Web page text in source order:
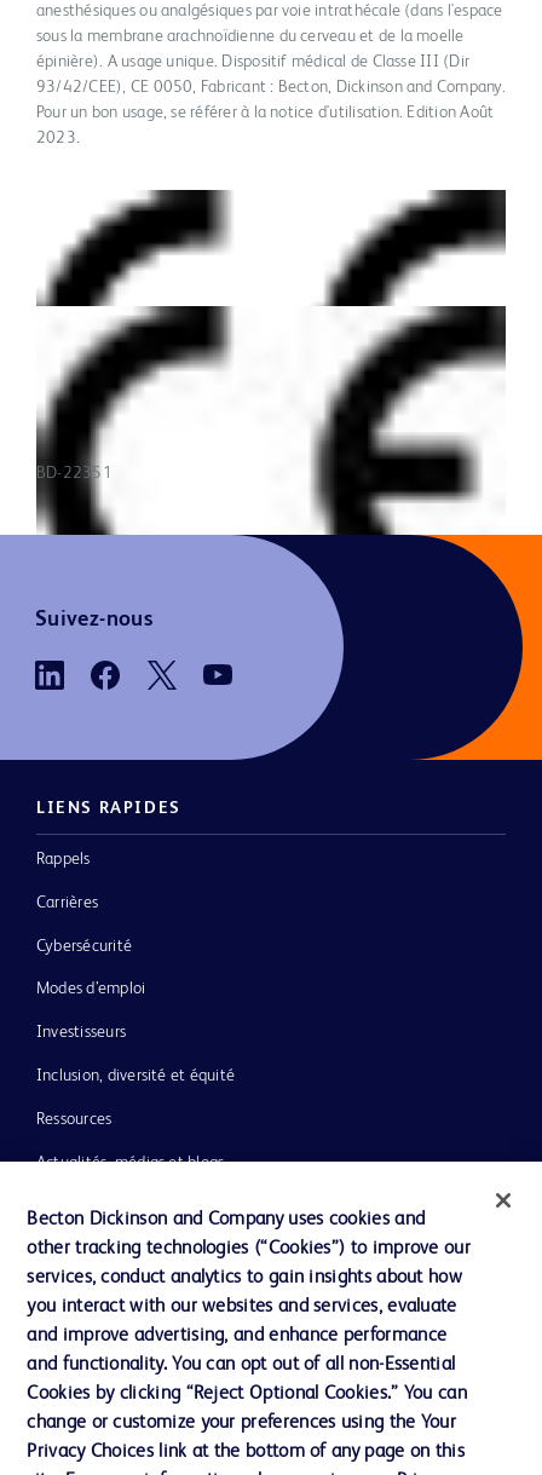
anesthésiques ou analgésiques par voie intrathécale (dans l'espace
sous la membrane arachnoïdienne du cerveau et de la moelle
épinière). A usage unique. Dispositif médical de Classe III (Dir
93/42/CEE), CE 0050, Fabricant : Becton, Dickinson and Company.
Pour un bon usage, se référer à la notice d'utilisation. Edition Août
2023.
BD-22351
Suivez-nous
LIENS RAPIDES
Rappels
Carrières
Cybersécurité
Modes d’emploi
Investisseurs
Inclusion, diversité et équité
Ressources
Actualités, médias et blogs
Ethique et conformité
Nous contacter
Paramètres des cookies
Charte de Protection des Données Personnelles
Becton Dickinson and Company uses cookies and
other tracking technologies (“Cookies”) to improve our
services, conduct analytics to gain insights about how
you interact with our websites and services, evaluate
and improve advertising, and enhance performance
and functionality. You can opt out of all non-Essential
Cookies by clicking “Reject Optional Cookies.” You can
change or customize your preferences using the Your
Privacy Choices link at the bottom of any page on this